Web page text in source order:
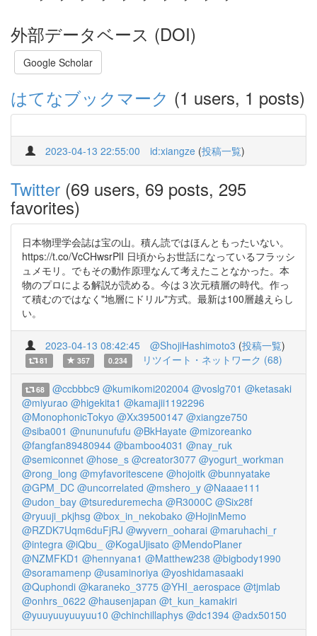
外部データベース (DOI)
Google Scholar
はてなブックマーク (1 users, 1 posts)
2023-04-13 22:55:00 id:xiangze (投稿一覧)
Twitter (69 users, 69 posts, 295
favorites)
日本物理学会誌は宝の山。積ん読ではほんともったいない。
https://t.co/VcCHwsrPlI 日頃からお世話になっているフラッシ
ュメモリ。でもその動作原理なんて考えたことなかった。本
物のプロによる解説が読める。今は３次元積層の時代。作っ
て積むのではなく"地層にドリル"方式。最新は100層越えらし
い。
2023-04-13 08:42:45 @ShojiHashimoto3 (投稿一覧)
81 357 0.234 リツイート・ネットワーク (68)
68 @ccbbbc9 @kumikomi202004 @voslg701 @ketasaki
@miyurao @higekita1 @kamajii1192296
@MonophonicTokyo @Xx39500147 @xiangze750
@siba001 @nununufufu @BkHayate @mizoreanko
@fangfan89480944 @bamboo4031 @nay_ruk
@semiconnet @hose_s @creator3077 @yogurt_workman
@rong_long @myfavoritescene @hojoitk @bunnyatake
@GPM_DC @uncorrelated @mshero_y @Naaae111
@udon_bay @tsureduremecha @R3000C @Six28f
@ryuuji_pkjhsg @box_in_nekobako @HojinMemo
@RZDK7Uqm6duFjRJ @wyvern_ooharai @maruhachi_r
@integra @iQbu_ @KogaUjisato @MendoPlaner
@NZMFKD1 @hennyana1 @Matthew238 @bigbody1990
@soramamenp @usaminoriya @yoshidamasaaki
@Quphondi @karaneko_3775 @YHI_aerospace @tjmlab
@onhrs_0622 @hausenjapan @t_kun_kamakiri
@yuuyuuyuuyuu10 @chinchillaphys @dc1394 @adx50150